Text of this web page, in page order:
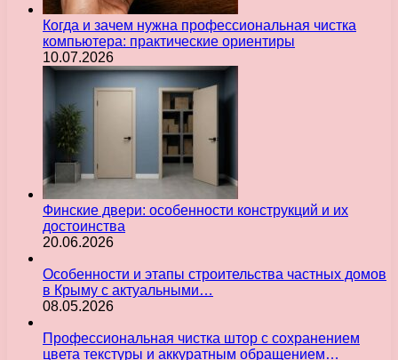
Когда и зачем нужна профессиональная чистка
компьютера: практические ориентиры
10.07.2026
Финские двери: особенности конструкций и их
достоинства
20.06.2026
Особенности и этапы строительства частных домов
в Крыму с актуальными…
08.05.2026
Профессиональная чистка штор с сохранением
цвета текстуры и аккуратным обращением…